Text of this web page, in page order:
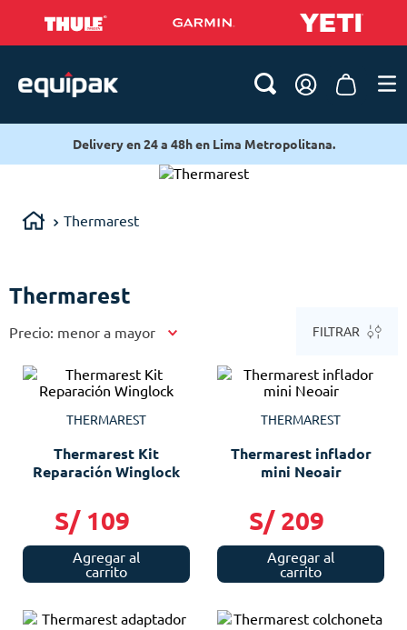
Metropolitana. Delivery en 24 a 48h en
Thermarest
Thermarest
Precio: menor a mayor FILTRAR
THERMAREST
Thermarest Kit
Reparación Winglock
S/ 109
Agregar al
carrito
THERMAREST
Thermarest inflador
mini Neoair
S/ 209
Agregar al
carrito